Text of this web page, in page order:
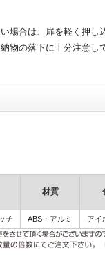
合は、扉を軽く押し
物の落下に十分注意し
材質
チ ABS・アルミ アイ